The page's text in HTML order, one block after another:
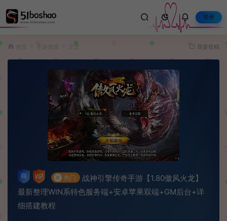
登录
手游资源 正文 我要投稿
# 热门
战神引擎传奇手游【1.80傲风火龙】
最新整理WIN系特色服务端+安卓苹果双端+GM后台+详
细搭建教程